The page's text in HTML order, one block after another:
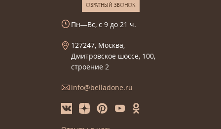
ОБРАТНЫЙ ЗВОНОК
Пн—Вс, с 9 до 21 ч.
127247, Москва,
Дмитровское шоссе, 100,
строение 2
info@belladone.ru